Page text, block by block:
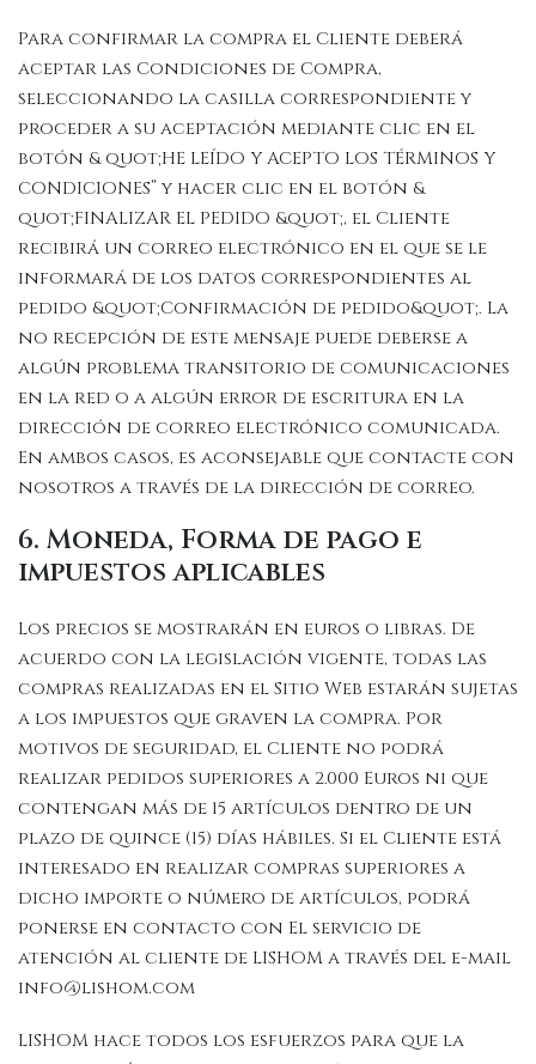
Para confirmar la compra el Cliente deberá
aceptar las Condiciones de Compra,
seleccionando la casilla correspondiente y
proceder a su aceptación mediante clic en el
botón & quot;HE LEÍDO Y ACEPTO LOS TÉRMINOS Y
CONDICIONES” y hacer clic en el botón &
quot;FINALIZAR EL PEDIDO &quot;, el Cliente
recibirá un correo electrónico en el que se le
informará de los datos correspondientes al
pedido &quot;Confirmación de pedido&quot;. La
no recepción de este mensaje puede deberse a
algún problema transitorio de comunicaciones
en la red o a algún error de escritura en la
dirección de correo electrónico comunicada.
En ambos casos, es aconsejable que contacte con
nosotros a través de la dirección de correo.
6. Moneda, Forma de pago e
impuestos aplicables
Los precios se mostrarán en euros o libras. De
acuerdo con la legislación vigente, todas las
compras realizadas en el Sitio Web estarán sujetas
a los impuestos que graven la compra. Por
motivos de seguridad, el Cliente no podrá
realizar pedidos superiores a 2.000 Euros ni que
contengan más de 15 artículos dentro de un
plazo de quince (15) días hábiles. Si el Cliente está
interesado en realizar compras superiores a
dicho importe o número de artículos, podrá
ponerse en contacto con El servicio de
atención al cliente de LISHOM a través del e-mail
info@lishom.com
LISHOM hace todos los esfuerzos para que la